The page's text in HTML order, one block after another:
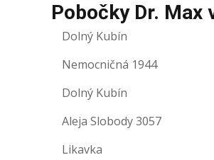
Pobočky Dr. Max
Dolný Kubín
Nemocničná 1944
Dolný Kubín
Aleja Slobody 3057
Likavka